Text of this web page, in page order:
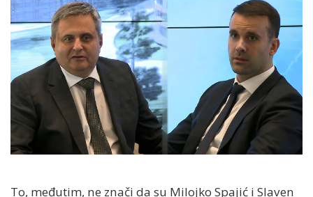
To, međutim, ne znači da su Milojko Spajić i Slaven